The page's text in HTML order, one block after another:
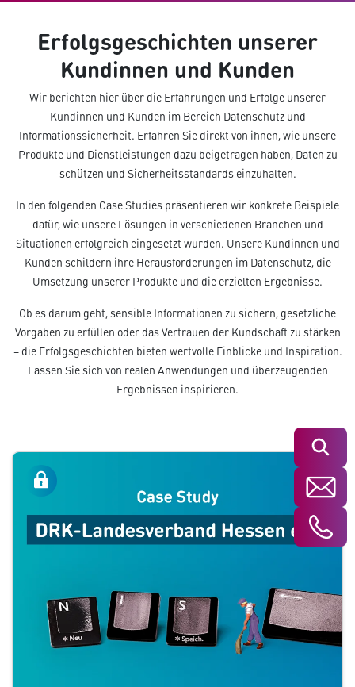
Suchen
Erfolgsgeschichten unserer
Kundinnen und Kunden
Wir berichten hier über die Erfahrungen und Erfolge unserer
Kundinnen und Kunden im Bereich Datenschutz und
Informationssicherheit. Erfahren Sie direkt von ihnen, wie unsere
Produkte und Dienstleistungen dazu beigetragen haben, Daten zu
schützen und Sicherheitsstandards einzuhalten.
In den folgenden Case Studies präsentieren wir konkrete Beispiele
dafür, wie unsere Lösungen in verschiedenen Branchen und
Situationen erfolgreich eingesetzt wurden. Unsere Kundinnen und
Kunden schildern ihre Herausforderungen im Datenschutz, die
Umsetzung unserer Produkte und die erzielten Ergebnisse.
Ob es darum geht, sensible Informationen zu sichern, gesetzliche
Vorgaben zu erfüllen oder das Vertrauen der Kundschaft zu stärken
– die Erfolgsgeschichten bieten wertvolle Einblicke und Inspiration.
Lassen Sie sich von realen Anwendungen und überzeugenden
Ergebnissen inspirieren.